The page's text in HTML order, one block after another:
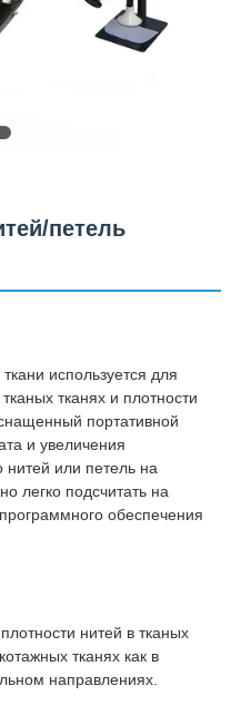
петель
используется для
тканях и плотности
портативной
и увеличения
нитей или петель на
легко подсчитать на
обеспечения
нитей в тканых
тканях как в
направлениях.